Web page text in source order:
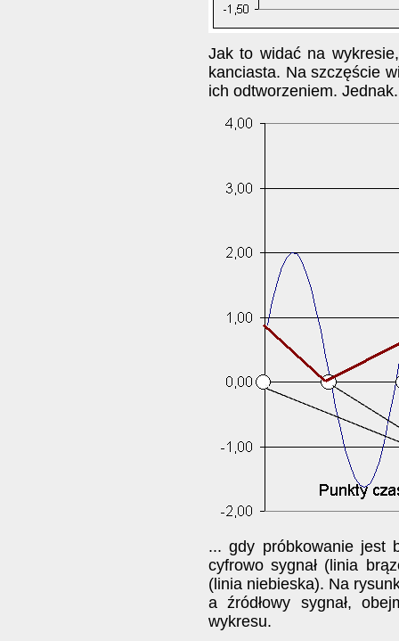
Jak to widać na
kanciasta. Na szczęście
ich odtworzeniem.
... gdy próbkowanie jest
cyfrowo sygnał (linia
(linia niebieska). Na
a źródłowy sygnał,
wykresu.